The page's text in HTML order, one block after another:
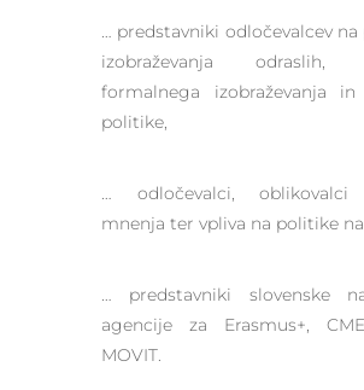
… predstavniki odločevalcev
izobraževanja odraslih,
formalnega izobraževanja in
politike,
… odločevalci, oblikovalci
mnenja ter vpliva na politike
… predstavniki slovenske
agencije za Erasmus+,
MOVIT.